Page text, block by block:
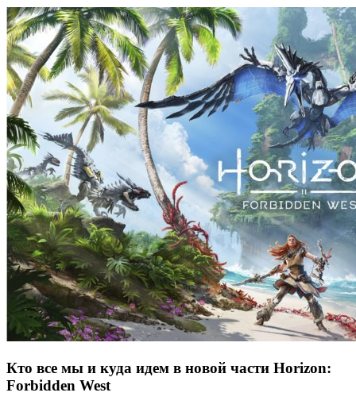
Кто все мы и куда идем в новой части Horizon:
Forbidden West